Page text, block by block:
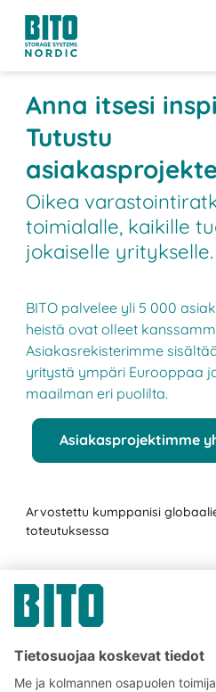
Anna itsesi
Tutustu
Oikea
toimialalle, kaikille
jokaiselle yritykselle.
BITO palvelee yli 5 000
heistä ovat olleet
Asiakasrekisterimme
yritystä ympäri Eurooppaa
maailman eri puolilta.
Asiakasprojektimme
Arvostettu kumppanisi
toteutuksessa
BITOn